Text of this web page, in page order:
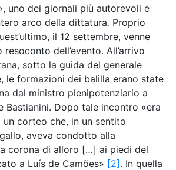
uno dei giornali più autorevoli e
arco della dittatura. Proprio
il 12 settembre, venne
dell’evento. All’arrivo
sotto la guida del generale
le formazioni dei balilla erano state
dal ministro plenipotenziario a
Bastianini. Dopo tale incontro «era
corteo che, in un sentito
aveva condotto alla
corona di alloro […] ai piedi del
a Luís de Camões» [2] . In quella